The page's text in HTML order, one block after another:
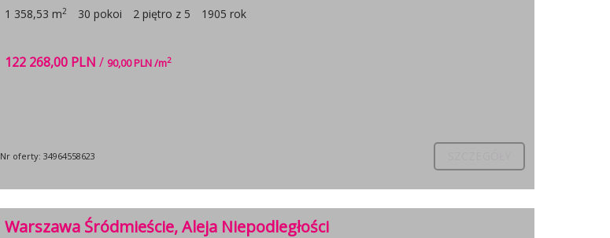
1 358,53 m2 30 pokoi 2 piętro z 5 1905 rok
122 268,00 PLN / 90,00 PLN /m2
Nr oferty: 34964558623
Warszawa Śródmieście, Aleja Niepodległości